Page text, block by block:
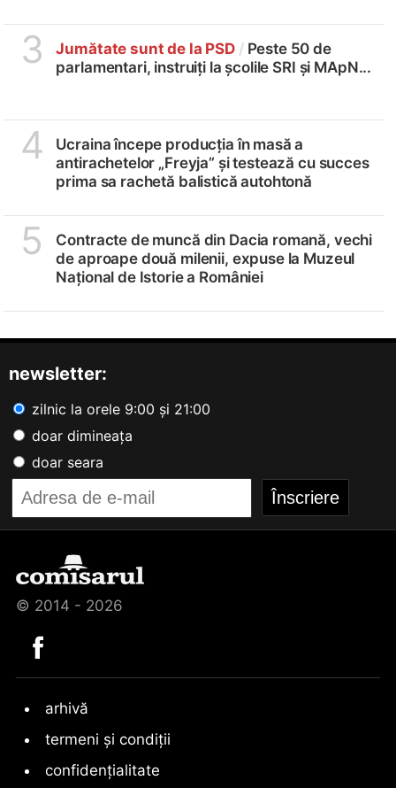
3 Jumătate sunt de la PSD / Peste 50 de
parlamentari, instruiți la școlile SRI și MApN...
4
Ucraina începe producția în masă a
antirachetelor „Freyja” și testează cu succes
prima sa rachetă balistică autohtonă
5
Contracte de muncă din Dacia romană, vechi
de aproape două milenii, expuse la Muzeul
Național de Istorie a României
newsletter:
zilnic la orele 9:00 și 21:00
doar dimineața
doar seara
© 2014 - 2026
arhivă
termeni și condiții
confidențialitate